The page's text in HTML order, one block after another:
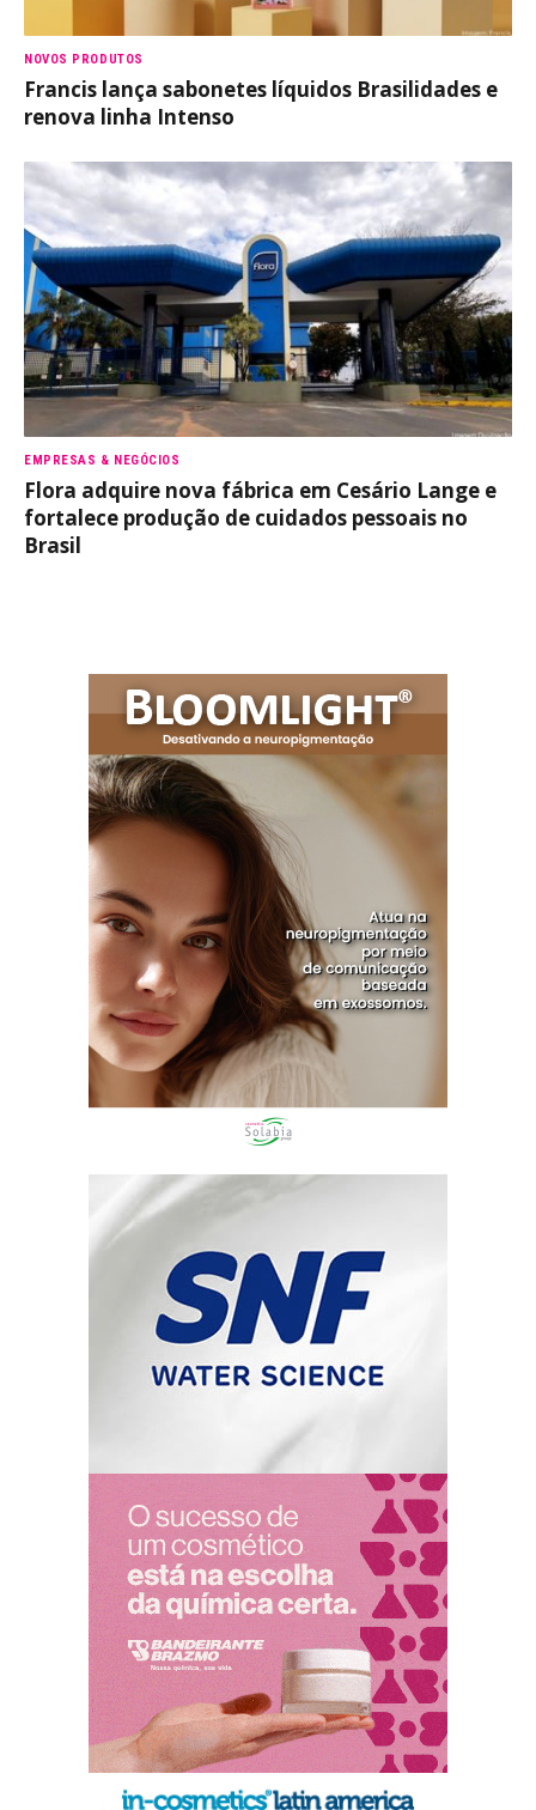
NOVOS PRODUTOS
Francis lança sabonetes líquidos Brasilidades e
renova linha Intenso
EMPRESAS & NEGÓCIOS
Flora adquire nova fábrica em Cesário Lange e
fortalece produção de cuidados pessoais no
Brasil